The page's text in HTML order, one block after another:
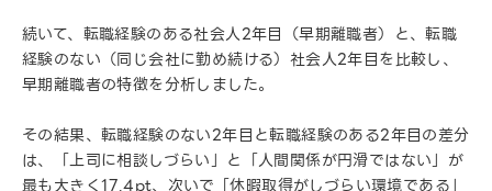
続いて、転職経験のある社会人2年目（早期離職者）と、転職
経験のない（同じ会社に勤め続ける）社会人2年目を比較し、
早期離職者の特徴を分析しました。
その結果、転職経験のない2年目と転職経験のある2年目の差分
は、「上司に相談しづらい」と「人間関係が円滑ではない」が
最も大きく17.4pt、次いで「休暇取得がしづらい環境である」